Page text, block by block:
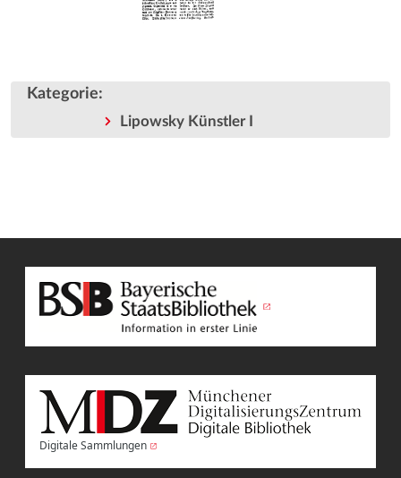
Kategorie:
Lipowsky Künstler I
Digitale Sammlungen